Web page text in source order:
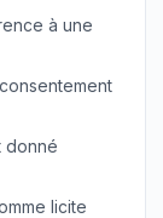
à une
donné
licite